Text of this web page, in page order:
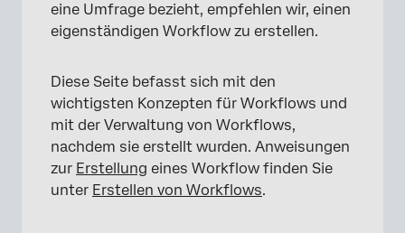
eine Umfrage bezieht, empfehlen wir, einen
eigenständigen Workflow zu erstellen.
Diese Seite befasst sich mit den
wichtigsten Konzepten für Workflows und
mit der Verwaltung von Workflows,
nachdem sie erstellt wurden. Anweisungen
zur Erstellung eines Workflow finden Sie
unter Erstellen von Workflows.